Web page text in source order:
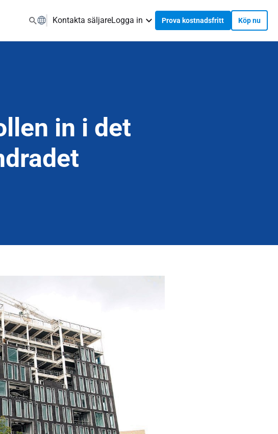
Kontakta säljareLogga in Prova kostnadsfritt Köp nu
in i det